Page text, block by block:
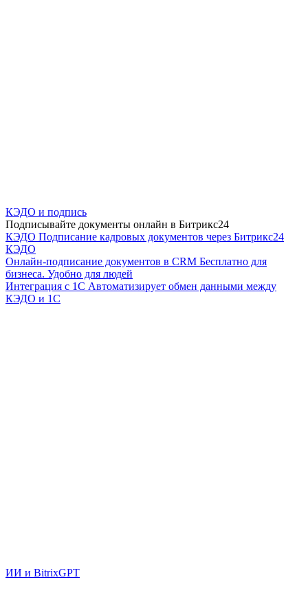
КЭДО и подпись
Подписывайте документы онлайн в Битрикс24
КЭДО Подписание кадровых документов через Битрикс24
КЭДО
Онлайн-подписание документов в CRM Бесплатно для
бизнеса. Удобно для людей
Интеграция с 1С Автоматизирует обмен данными между
КЭДО и 1С
ИИ и BitrixGPT